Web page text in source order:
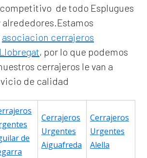
de todo Esplugues
alrededores.Estamos
asociacion cerrajeros
, por lo que podemos
cerrajeros le van a
de calidad
de
Cerrajeros
Urgentes
Aiguafreda
Cerrajeros
Urgentes
Alella